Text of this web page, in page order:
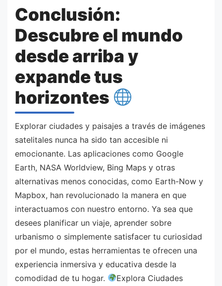
Conclusión:
Descubre el mundo
desde arriba y
expande tus
horizontes
Explorar ciudades y paisajes a través de imágenes
satelitales nunca ha sido tan accesible ni
emocionante. Las aplicaciones como Google
Earth, NASA Worldview, Bing Maps y otras
alternativas menos conocidas, como Earth-Now y
Mapbox, han revolucionado la manera en que
interactuamos con nuestro entorno. Ya sea que
desees planificar un viaje, aprender sobre
urbanismo o simplemente satisfacer tu curiosidad
por el mundo, estas herramientas te ofrecen una
experiencia inmersiva y educativa desde la
comodidad de tu hogar.
Explora Ciudades